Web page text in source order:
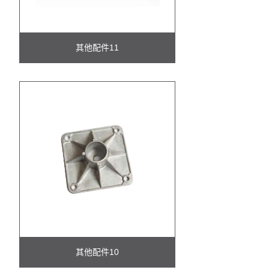
其他配件11
其他配件10